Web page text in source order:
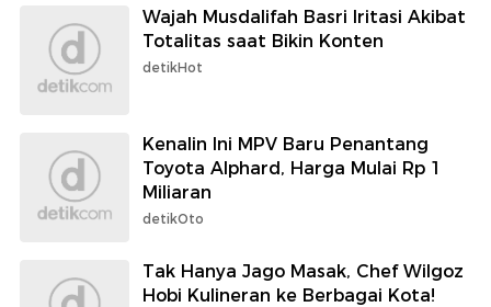
Wajah Musdalifah Basri Iritasi Akibat
Totalitas saat Bikin Konten
detikHot
Kenalin Ini MPV Baru Penantang
Toyota Alphard, Harga Mulai Rp 1
Miliaran
detikOto
Tak Hanya Jago Masak, Chef Wilgoz
Hobi Kulineran ke Berbagai Kota!